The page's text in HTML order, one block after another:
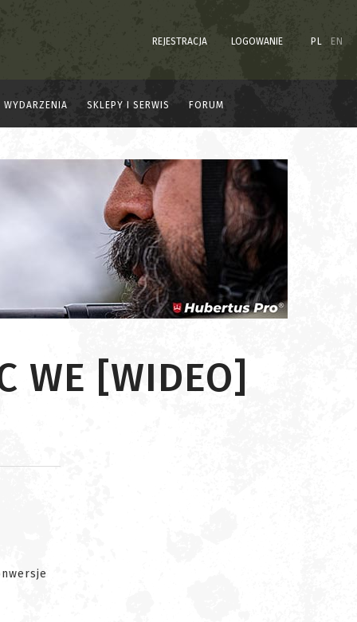
REJESTRACJA LOGOWANIE PL EN
WYDARZENIA SKLEPY I SERWIS FORUM
WE [WIDEO]